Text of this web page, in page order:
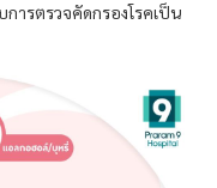
ารตรวจคัดกรองโรคเป็น